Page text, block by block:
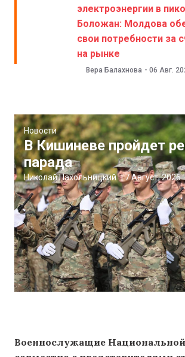
электроэнергии в
Боложан: Молдова
свои потребности за
на рынке
Вера Балахнова - 06 Авг.
Новости
В Кишиневе пройдет
парада
Николай Пахольницкий |7 Август, 2026
Военнослужащие